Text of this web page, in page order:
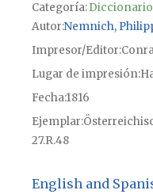
Categoría:
Autor Nemnich,
Impresor/Editor
Lugar de impresión
Fecha1816
Ejemplar
27.R.48
English and